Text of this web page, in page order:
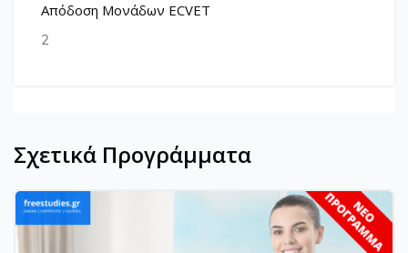
Απόδοση Μονάδων ECVET
2
Σχετικά Προγράμματα